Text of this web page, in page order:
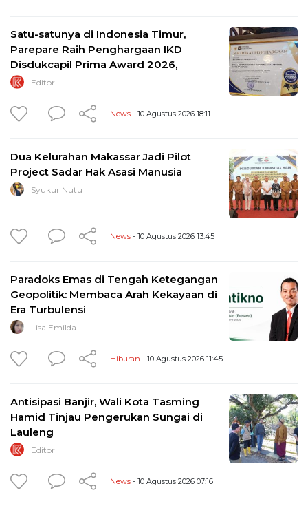
Satu-satunya di Indonesia Timur,
Parepare Raih Penghargaan IKD
Disdukcapil Prima Award 2026,
Editor
News - 10 Agustus 2026 18:11
Dua Kelurahan Makassar Jadi Pilot
Project Sadar Hak Asasi Manusia
Syukur Nutu
News - 10 Agustus 2026 13:45
Paradoks Emas di Tengah Ketegangan
Geopolitik: Membaca Arah Kekayaan di
Era Turbulensi
Lisa Emilda
Hiburan - 10 Agustus 2026 11:45
Antisipasi Banjir, Wali Kota Tasming
Hamid Tinjau Pengerukan Sungai di
Lauleng
Editor
News - 10 Agustus 2026 07:16